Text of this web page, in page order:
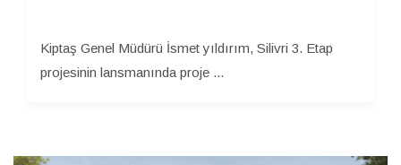
Kiptaş Genel Müdürü İsmet yıldırım, Silivri 3. Etap
projesinin lansmanında proje ...